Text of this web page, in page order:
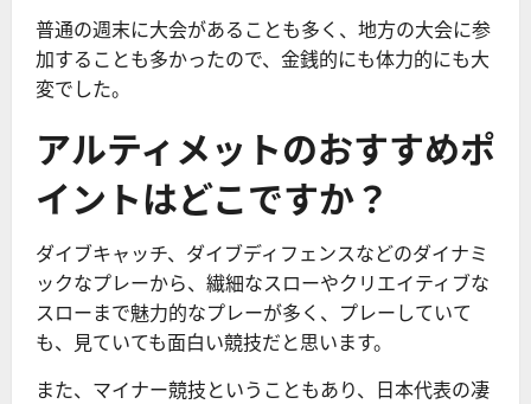
普通の週末に大会があることも多く、地方の大会に参
加することも多かったので、金銭的にも体力的にも大
変でした。
アルティメットのおすすめポ
イントはどこですか？
ダイブキャッチ、ダイブディフェンスなどのダイナミ
ックなプレーから、繊細なスローやクリエイティブな
スローまで魅力的なプレーが多く、プレーしていて
も、見ていても面白い競技だと思います。
また、マイナー競技ということもあり、日本代表の凄